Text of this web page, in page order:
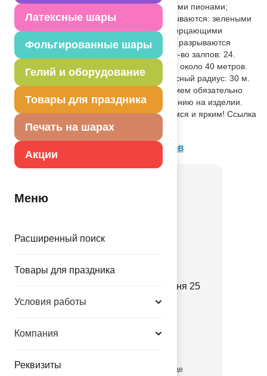
Латексные шары
Фольгированные шары
Гелий и оборудование
Товары для праздника
Печать на шарах
Акции
Меню
Расширенный поиск
Товары для праздника
Условия работы
Компания
Реквизиты
зелеными трещащими пионами; красными пионами;
синими пионами. Зеленые хвосты разрываются: зелеными
трещащими пионами; фиолетовыми, мерцающими
зеленым, пионами. Серебряные хвосты разрываются
трещащей пальмой. Калибр: 26 мм. Кол-во залпов: 24.
Время работы: 25 сек. Высота подъема: около 40 метров.
Размеры изделия: 12х21х15 см. Безопасный радиус: 30 м.
Класс опасности: 3. Перед использованием обязательно
ознакомьтесь с инструкцией по применению на изделии.
Сделайте свой праздник запоминающимся и ярким! Ссылка
на видео: https://youtu.be/7_snqFBO34c
Товар из раздела Батареи салютов
Батарея салютов Дух Огня 25
залпов 30сек
присутствует на складе